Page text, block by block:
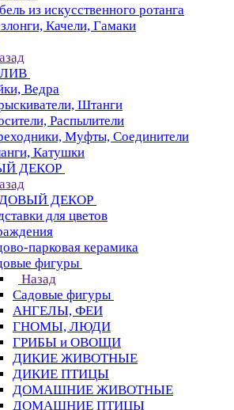
из искусственного ротанга
Качели, Гамаки
Ведра
Штанги
Распылители
Муфты, Соединители
Катушки
ДЕКОР
ДЕКОР
для цветов
парковая керамика
фигуры
Назад
Садовые фигуры
АНГЕЛЫ, ФЕИ
ГНОМЫ, ЛЮДИ
ГРИБЫ и ОВОЩИ
ДИКИЕ ЖИВОТНЫЕ
ДИКИЕ ПТИЦЫ
ДОМАШНИЕ ЖИВОТНЫЕ
ДОМАШНИЕ ПТИЦЫ